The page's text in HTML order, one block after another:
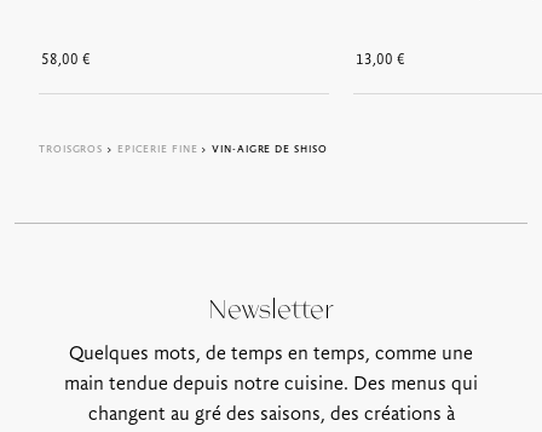
58,00 € 13,00 €
TROISGROS > EPICERIE FINE > VIN-AIGRE DE SHISO
Newsletter
Quelques mots, de temps en temps, comme une
main tendue depuis notre cuisine. Des menus qui
changent au gré des saisons, des créations à